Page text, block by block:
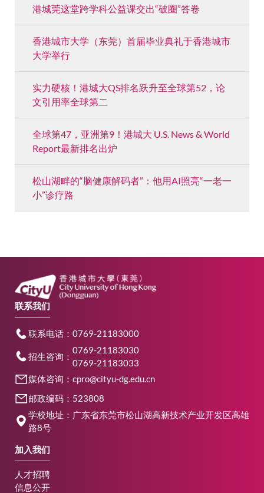
港城莞这堂跨学科公益课交出“破圈”答卷
香港城市大学（东莞）首届毕业典礼于香港城市
大学举行
实力硬核！港城大QS排名跃升至全球第52，论
文引用率全球第二
全球第47，亚洲第9！港城大 U.S. News & World
Report最新排名出炉
松山湖畔的“脑健康解码者”：他用AI照亮“一老一
小”诊疗路
联系我们
联系电话：0769-21183000
招生咨询：
0769-21183030
0769-21183033
媒体咨询：cpro@cityu-dg.edu.cn
邮政编码：523808
学校地址：广东省东莞市松山湖高新技术产业开发区高雄
路8号
加入我们
人才招聘
信息公开